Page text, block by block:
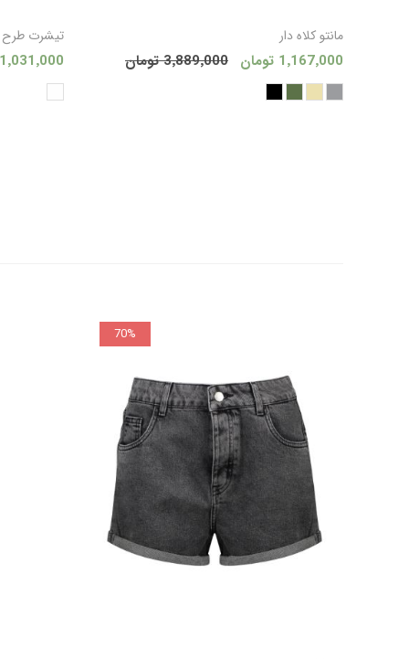
خرید
مانتو كلاه دار
1٬167٬000 تومان 3٬889٬000 تومان
تیشرت طرح
1٬031٬000 تومان
70%